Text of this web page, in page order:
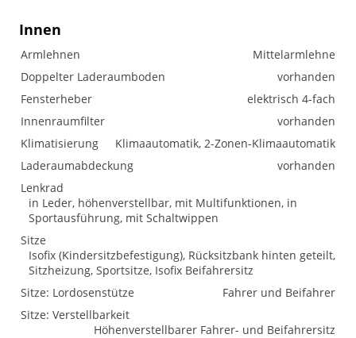
Innen
Armlehnen
Mittelarmlehne
Doppelter Laderaumboden
vorhanden
Fensterheber
elektrisch 4-fach
Innenraumfilter
vorhanden
Klimatisierung
Klimaautomatik, 2-Zonen-Klimaautomatik
Laderaumabdeckung
vorhanden
Lenkrad
in Leder, höhenverstellbar, mit Multifunktionen, in
Sportausführung, mit Schaltwippen
Sitze
Isofix (Kindersitzbefestigung), Rücksitzbank hinten geteilt,
Sitzheizung, Sportsitze, Isofix Beifahrersitz
Sitze: Lordosenstütze
Fahrer und Beifahrer
Sitze: Verstellbarkeit
Höhenverstellbarer Fahrer- und Beifahrersitz